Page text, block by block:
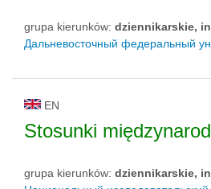
grupa kierunków: dziennikarskie,
Дальневосточный федеральный
EN
Stosunki
grupa kierunków: dziennikarskie,